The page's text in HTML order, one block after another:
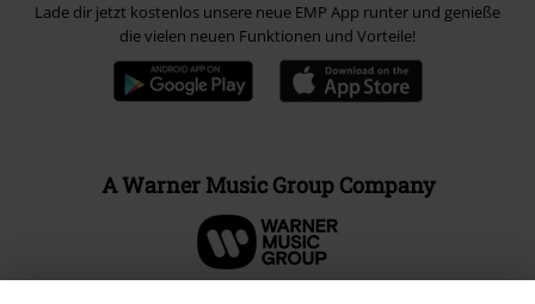
Lade dir jetzt kostenlos unsere neue EMP App runter und genieße
die vielen neuen Funktionen und Vorteile!
A Warner Music Group Company